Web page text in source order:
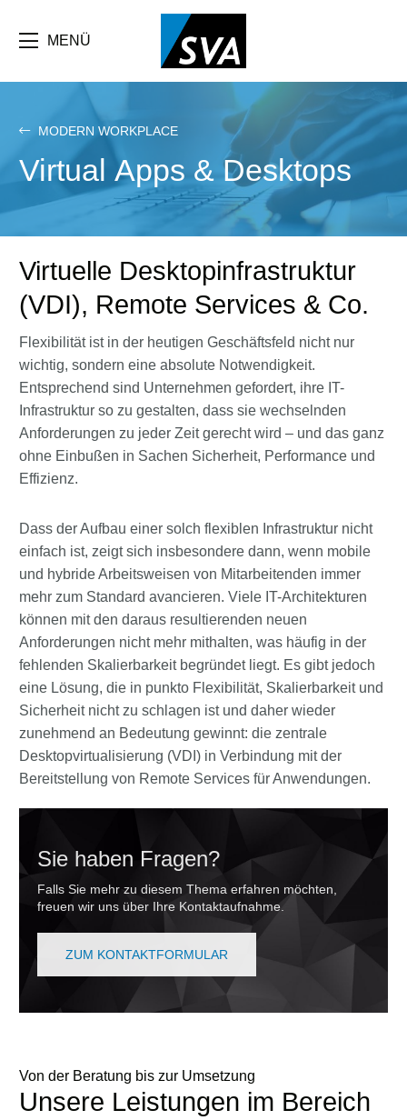
Inhalt
MENÜ
MODERN WORKPLACE
Virtual Apps & Desktops
Virtuelle Desktopinfrastruktur
(VDI), Remote Services & Co.
Flexibilität ist in der heutigen Geschäftsfeld nicht nur
wichtig, sondern eine absolute Notwendigkeit.
Entsprechend sind Unternehmen gefordert, ihre IT-
Infrastruktur so zu gestalten, dass sie wechselnden
Anforderungen zu jeder Zeit gerecht wird – und das ganz
ohne Einbußen in Sachen Sicherheit, Performance und
Effizienz.
Dass der Aufbau einer solch flexiblen Infrastruktur nicht
einfach ist, zeigt sich insbesondere dann, wenn mobile
und hybride Arbeitsweisen von Mitarbeitenden immer
mehr zum Standard avancieren. Viele IT-Architekturen
können mit den daraus resultierenden neuen
Anforderungen nicht mehr mithalten, was häufig in der
fehlenden Skalierbarkeit begründet liegt. Es gibt jedoch
eine Lösung, die in punkto Flexibilität, Skalierbarkeit und
Sicherheit nicht zu schlagen ist und daher wieder
zunehmend an Bedeutung gewinnt: die zentrale
Desktopvirtualisierung (VDI) in Verbindung mit der
Bereitstellung von Remote Services für Anwendungen.
Sie haben Fragen?
Falls Sie mehr zu diesem Thema erfahren möchten,
freuen wir uns über Ihre Kontaktaufnahme.
ZUM KONTAKTFORMULAR
Von der Beratung bis zur Umsetzung
Unsere Leistungen im Bereich